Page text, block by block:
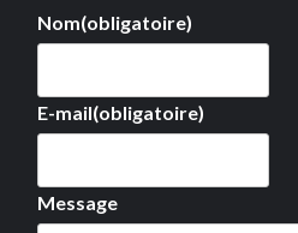
Nom(obligatoire)
E-mail(obligatoire)
Message